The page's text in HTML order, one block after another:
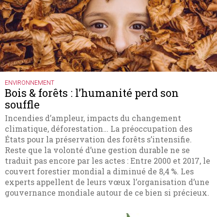
ENVIRONNEMENT
Bois & forêts : l’humanité perd son
souffle
Incendies d’ampleur, impacts du changement
climatique, déforestation… La préoccupation des
États pour la préservation des forêts s’intensifie.
Reste que la volonté d’une gestion durable ne se
traduit pas encore par les actes : Entre 2000 et 2017, le
couvert forestier mondial a diminué de 8,4 %. Les
experts appellent de leurs vœux l’organisation d’une
gouvernance mondiale autour de ce bien si précieux.